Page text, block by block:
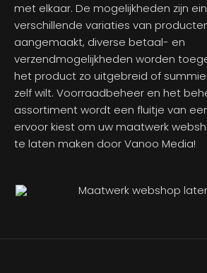
met elkaar. De mogelijkheden zijn
verschillende variaties van
aangemaakt, diverse betaal- en
verzendmogelijkheden worden
het product zo uitgebreid of
zelf wilt. Voorraadbeheer en het
assortiment wordt een fluitje van
ervoor kiest om uw maatwerk
te laten maken door Vanoo Media!